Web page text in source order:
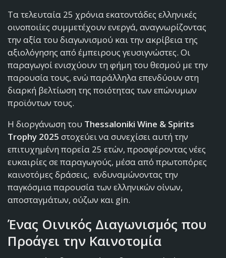
Τα τελευταία 25 χρόνια εκατοντάδες ελληνικές
οινοποιίες συμμετέχουν ενεργά, αναγνωρίζοντας
την αξία του διαγωνισμού και την ακρίβεια της
αξιολόγησης από έμπειρους γευσιγνώστες. Οι
παραγωγοί ενισχύουν τη φήμη του θεσμού με την
παρουσία τους, ενώ παράλληλα επενδύουν στη
διαρκή βελτίωση της ποιότητας των επώνυμων
προϊόντων τους.
Η διοργάνωση του Thessaloniki Wine & Spirits
Trophy 2025 στοχεύει να συνεχίσει αυτή την
επιτυχημένη πορεία 25 ετών, προσφέροντας νέες
ευκαιρίες σε παραγωγούς, μέσα από πρωτοπόρες
καινοτόμες δράσεις, ενδυναμώνοντας την
παγκόσμια παρουσία των ελληνικών οίνων,
αποσταγμάτων, ούζων και gin.
Ένας Οινικός Διαγωνισμός που
Προάγει την Καινοτομία